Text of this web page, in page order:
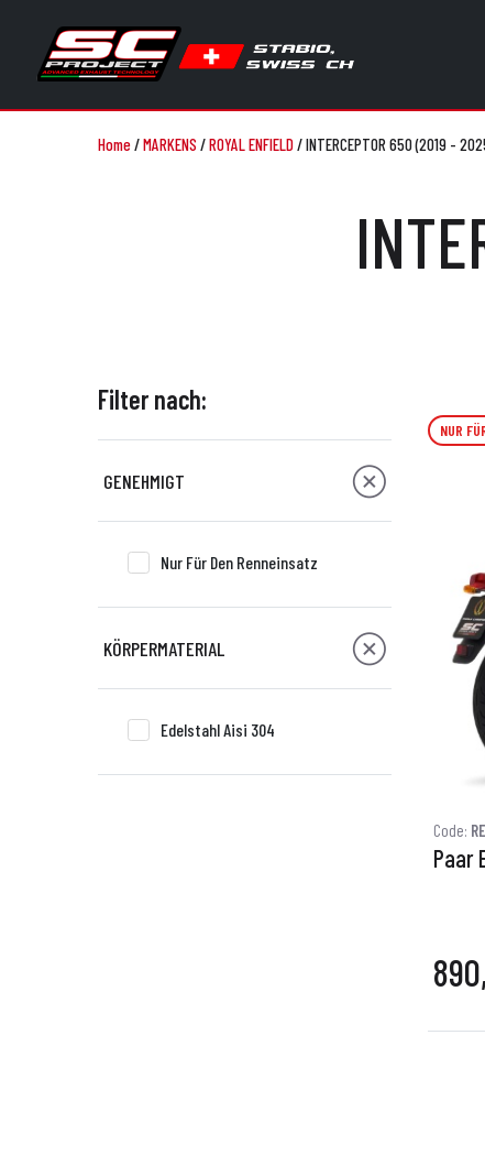
Home/MARKENS /ROYAL ENFIELD/INTERCEPTOR 650 (2019 -
Filter nach:
GENEHMIGT
Nur Für Den Renneinsatz
KÖRPERMATERIAL
Edelstahl Aisi 304
NUR
Code:
Paar